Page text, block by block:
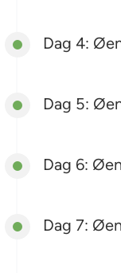
Dag 4:
Dag 5:
Dag 6:
Dag 7: